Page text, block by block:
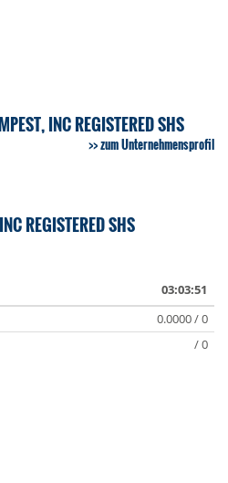
INC REGISTERED SHS
zum Unternehmensprofil
REGISTERED SHS
03:03:51
0.0000 / 0
/ 0